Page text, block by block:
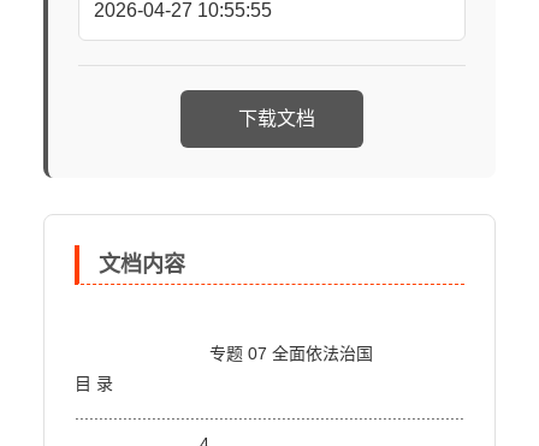
2026-04-27 10:55:55
下载文档
文档内容